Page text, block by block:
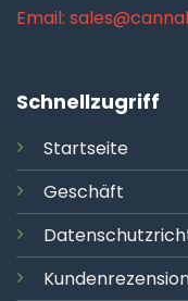
Email:
Schnellzugriff
Startseite
Geschäft